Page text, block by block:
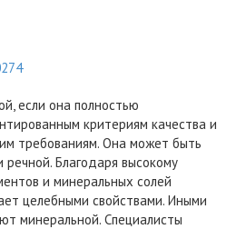
если она полностью
критериям качества и
требованиям. Она может быть
Благодаря высокому
и минеральных солей
целебными свойствами. Иными
минеральной. Специалисты